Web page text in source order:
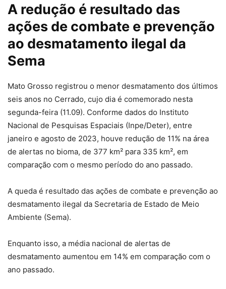
A redução é resultado das
ações de combate e prevenção
ao desmatamento ilegal da
Sema
Mato Grosso registrou o menor desmatamento dos últimos
seis anos no Cerrado, cujo dia é comemorado nesta
segunda-feira (11.09). Conforme dados do Instituto
Nacional de Pesquisas Espaciais (Inpe/Deter), entre
janeiro e agosto de 2023, houve redução de 11% na área
de alertas no bioma, de 377 km² para 335 km², em
comparação com o mesmo período do ano passado.
A queda é resultado das ações de combate e prevenção ao
desmatamento ilegal da Secretaria de Estado de Meio
Ambiente (Sema).
Enquanto isso, a média nacional de alertas de
desmatamento aumentou em 14% em comparação com o
ano passado.